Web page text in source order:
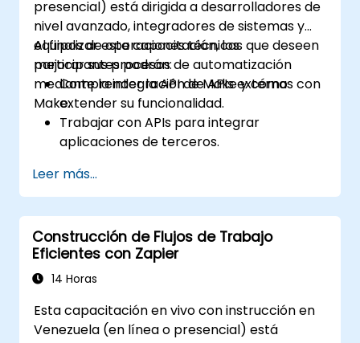
presencial) está dirigida a desarrolladores de
nivel avanzado, integradores de sistemas y
equipos de operaciones técnicas que deseen
mejorar sus procesos de automatización
mediante la integración de APIs externas con
Make.
Al finalizar esta capacitación, los
participantes podrán:
Comprender la API de Make y cómo
extender su funcionalidad.
Trabajar con APIs para integrar
aplicaciones de terceros.
aplicaciones no compatibles.
Utilizar técnicas avanzadas de
automatización con Make y APIs.
Leer más...
Construcción de Flujos de Trabajo
Eficientes con Zapier
14 Horas
Esta capacitación en vivo con instrucción en
Venezuela (en línea o presencial) está